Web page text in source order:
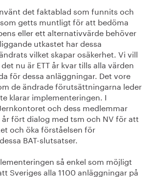
det faktablad som funnits och
getts muntligt för att bedöma
eller ett alternativvärde behöver
utkastet har dessa
vilket skapar osäkerhet. Vi vill
nu är ETT år kvar tills alla värden
för dessa anläggningar. Det vore
de ändrade förutsättningarna leder
klarar implementeringen. I
och dess medlemmar
fört dialog med tsm och NV för att
och öka förståelsen för
BAT-slutsatser.
så enkel som möjligt
Sveriges alla 1100 anläggningar på